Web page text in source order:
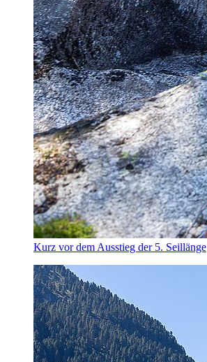
Kurz vor dem Ausstieg der 5. Seillänge